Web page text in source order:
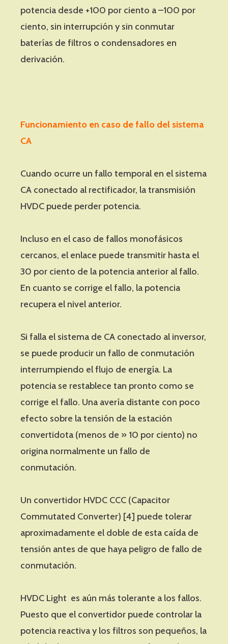
potencia desde +100 por ciento a –100 por
ciento, sin interrupción y sin conmutar
baterías de filtros o condensadores en
derivación.
Funcionamiento en caso de fallo del sistema
CA
Cuando ocurre un fallo temporal en el sistema
CA conectado al rectificador, la transmisión
HVDC puede perder potencia.
Incluso en el caso de fallos monofásicos
cercanos, el enlace puede transmitir hasta el
30 por ciento de la potencia anterior al fallo.
En cuanto se corrige el fallo, la potencia
recupera el nivel anterior.
Si falla el sistema de CA conectado al inversor,
se puede producir un fallo de conmutación
interrumpiendo el flujo de energía. La
potencia se restablece tan pronto como se
corrige el fallo. Una avería distante con poco
efecto sobre la tensión de la estación
convertidota (menos de » 10 por ciento) no
origina normalmente un fallo de
conmutación.
Un convertidor HVDC CCC (Capacitor
Commutated Converter) [4] puede tolerar
aproximadamente el doble de esta caída de
tensión antes de que haya peligro de fallo de
conmutación.
HVDC Light es aún más tolerante a los fallos.
Puesto que el convertidor puede controlar la
potencia reactiva y los filtros son pequeños, la